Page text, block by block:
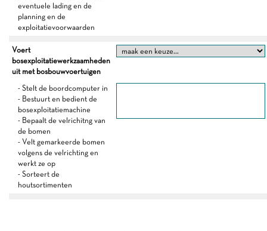
eventuele lading en de
planning en de
exploitatievoorwaarden
Voert
bosexploitatiewerkzaamheden
uit met bosbouwvoertuigen
- Stelt de boordcomputer in
- Bestuurt en bedient de
bosexploitatiemachine
- Bepaalt de velrichitng van
de bomen
- Velt gemarkeerde bomen
volgens de velrichting en
werkt ze op
- Sorteert de
houtsortimenten